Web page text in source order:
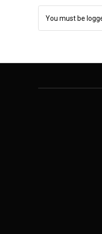
You must be